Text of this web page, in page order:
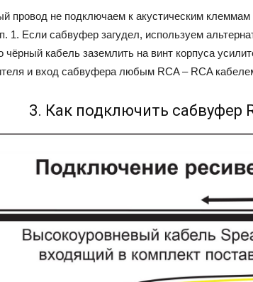
провод не подключаем к акустическим
1. Если сабвуфер загудел, используем
чёрный кабель заземлить на винт корпуса
и вход сабвуфера любым RCA – RCA
3. Как подключить сабвуфер